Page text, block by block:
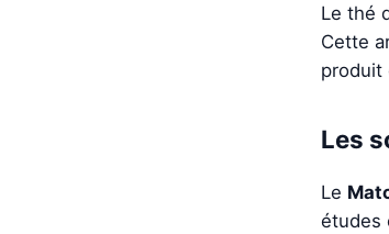
Le thé
Cette
produit
Les
Le
études